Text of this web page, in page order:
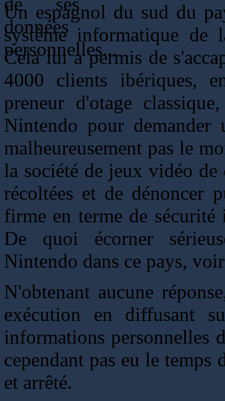
Un espagnol du sud du
système informatique
Cela lui a permis de
4000 clients ibériques,
preneur d'otage
Nintendo pour
malheureusement pas le
la société de jeux vidéo
récoltées et de dénoncer
firme en terme de
De quoi écorner
Nintendo dans ce pays,
N'obtenant aucune
exécution en diffusant
informations personnelles
cependant pas eu le
et arrêté.